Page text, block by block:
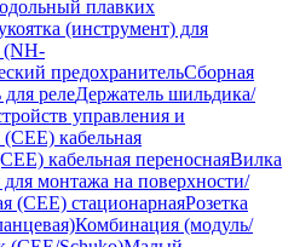
плавких
(инструмент) для
(NH-
предохранительСборная
для релеДержатель шильдика/
управления и
кабельная
кабельная переноснаяВилка
монтажа на поверхности/
(CEE) стационарнаяРозетка
Комбинация (модуль/